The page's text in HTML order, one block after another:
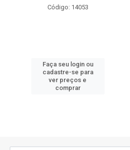
Código: 14053
Faça seu login ou
cadastre-se para
ver preços e
comprar